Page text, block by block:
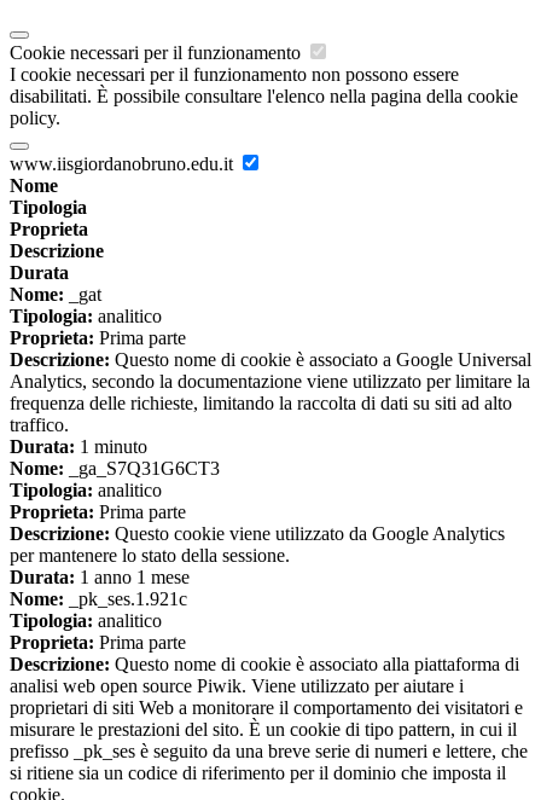
Cookie necessari per il funzionamento
I cookie necessari per il funzionamento non possono essere
disabilitati. È possibile consultare l'elenco nella pagina della cookie
policy.
www.iisgiordanobruno.edu.it
Nome
Tipologia
Proprieta
Descrizione
Durata
Nome: _gat
Tipologia: analitico
Proprieta: Prima parte
Descrizione: Questo nome di cookie è associato a Google Universal
Analytics, secondo la documentazione viene utilizzato per limitare la
frequenza delle richieste, limitando la raccolta di dati su siti ad alto
traffico.
Durata: 1 minuto
Nome: _ga_S7Q31G6CT3
Tipologia: analitico
Proprieta: Prima parte
Descrizione: Questo cookie viene utilizzato da Google Analytics
per mantenere lo stato della sessione.
Durata: 1 anno 1 mese
Nome: _pk_ses.1.921c
Tipologia: analitico
Proprieta: Prima parte
Descrizione: Questo nome di cookie è associato alla piattaforma di
analisi web open source Piwik. Viene utilizzato per aiutare i
proprietari di siti Web a monitorare il comportamento dei visitatori e
misurare le prestazioni del sito. È un cookie di tipo pattern, in cui il
prefisso _pk_ses è seguito da una breve serie di numeri e lettere, che
si ritiene sia un codice di riferimento per il dominio che imposta il
cookie.